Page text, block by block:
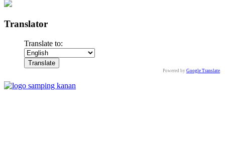
Translator
Translate to:
Powered by Google Translate